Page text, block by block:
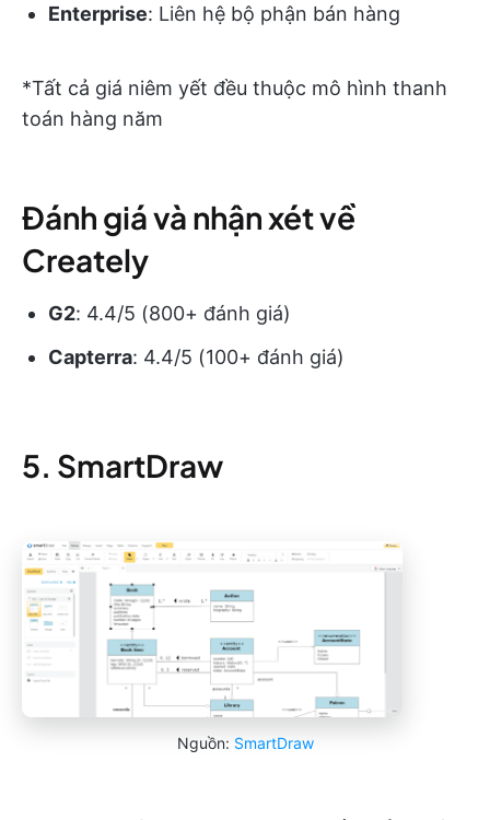
Enterprise: Liên hệ bộ phận bán hàng
*Tất cả giá niêm yết đều thuộc mô hình thanh
toán hàng năm
Đánh giá và nhận xét về
Creately
G2: 4.4/5 (800+ đánh giá)
Capterra: 4.4/5 (100+ đánh giá)
5. SmartDraw
Nguồn: SmartDraw